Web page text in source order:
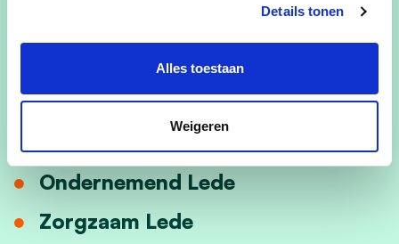
Details tonen
Alles toestaan
Weigeren
Verenigd Lede
Jong Lede
Ondernemend Lede
Zorgzaam Lede